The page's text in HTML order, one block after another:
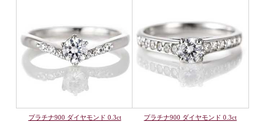
プラチナ900 ダイヤモンド 0.3ct
プラチナ900 ダイヤモンド 0.3ct